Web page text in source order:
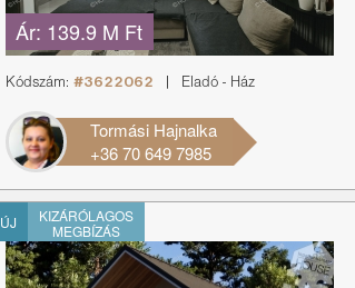
Ár: 139.9 M Ft
Kódszám: #3622062 Eladó - Ház
Tormási Hajnalka
+36 70 649 7985
ÚJ
KIZÁRÓLAGOS
MEGBÍZÁS